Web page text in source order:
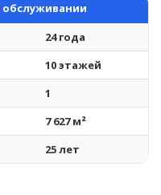
24 года
10 этажей
1
7 627 м²
25 лет